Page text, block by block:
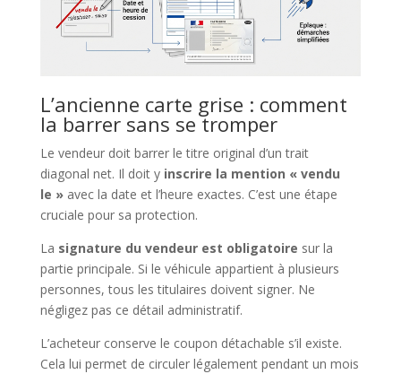
L’ancienne carte grise : comment
la barrer sans se tromper
Le vendeur doit barrer le titre original d’un trait
diagonal net. Il doit y inscrire la mention « vendu
le »avec la date et l’heure exactes. C’est une étape
cruciale pour sa protection.
La signature du vendeur est obligatoire sur la
partie principale. Si le véhicule appartient à plusieurs
personnes, tous les titulaires doivent signer. Ne
négligez pas ce détail administratif.
L’acheteur conserve le coupon détachable s’il existe.
Cela lui permet de circuler légalement pendant un mois